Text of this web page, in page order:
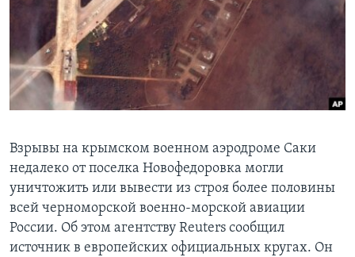
Learning English
СОЦИАЛЬНЫЕ СЕТИ
Языки
Взрывы на крымском военном аэродроме Саки
недалеко от поселка Новофедоровка могли
уничтожить или вывести из строя более половины
всей черноморской военно-морской авиации
России. Об этом агентству Reuters сообщил
источник в европейских официальных кругах. Он